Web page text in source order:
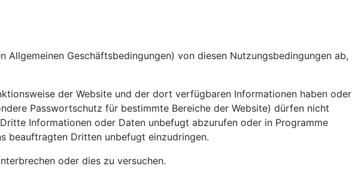
Geschäftsbedingungen) von diesen Nutzungsbedingungen ab,
der Website und der dort verfügbaren Informationen haben oder
Passwortschutz für bestimmte Bereiche der Website) dürfen nicht
Informationen oder Daten unbefugt abzurufen oder in Programme
beauftragten Dritten unbefugt einzudringen.
oder dies zu versuchen.